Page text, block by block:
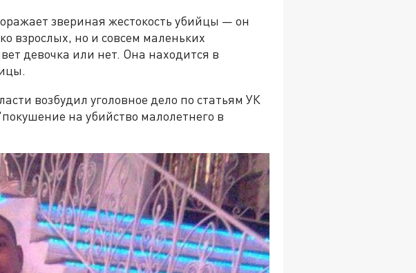
звериная жестокость убийцы — он
взрослых, но и совсем маленьких
девочка или нет. Она находится в
возбудил уголовное дело по статьям УК
на убийство малолетнего в